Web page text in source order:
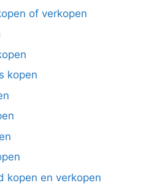
of verkopen
kopen
kopen en verkopen